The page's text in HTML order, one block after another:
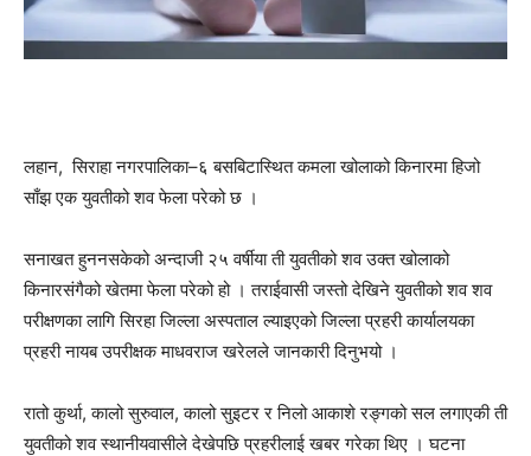
लहान, सिराहा नगरपालिका–६ बसबिटास्थित कमला खोलाको किनारमा हिजो
साँझ एक युवतीको शव फेला परेको छ ।
सनाखत हुननसकेको अन्दाजी २५ वर्षीया ती युवतीको शव उक्त खोलाको
किनारसंगैको खेतमा फेला परेको हो । तराईवासी जस्तो देखिने युवतीको शव शव
परीक्षणका लागि सिरहा जिल्ला अस्पताल ल्याइएको जिल्ला प्रहरी कार्यालयका
प्रहरी नायब उपरीक्षक माधवराज खरेलले जानकारी दिनुभयो ।
रातो कुर्था, कालो सुरुवाल, कालो सुइटर र निलो आकाशे रङ्गको सल लगाएकी ती
युवतीको शव स्थानीयवासीले देखेपछि प्रहरीलाई खबर गरेका थिए । घटना